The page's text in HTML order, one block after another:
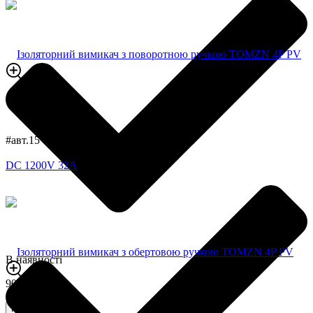
В наявності
900,0 грн
Купити
#авт.15